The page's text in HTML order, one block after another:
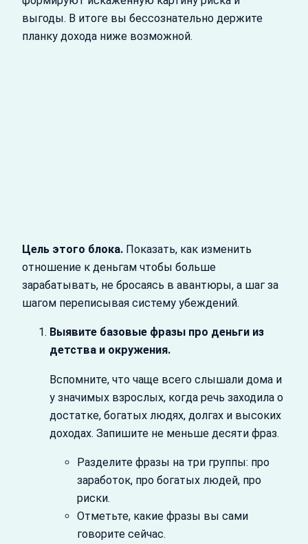
выгоды. В итоге вы бессознательно держите
планку дохода ниже возможной.
Цель этого блока. Показать, как изменить
отношение к деньгам чтобы больше
зарабатывать, не бросаясь в авантюры, а шаг за
шагом переписывая систему убеждений.
Выявите базовые фразы про деньги из
детства и окружения.
Вспомните, что чаще всего слышали дома и
у значимых взрослых, когда речь заходила о
достатке, богатых людях, долгах и высоких
доходах. Запишите не меньше десяти фраз.
Разделите фразы на три группы: про
заработок, про богатых людей, про
риски.
Отметьте, какие фразы вы сами
говорите сейчас.